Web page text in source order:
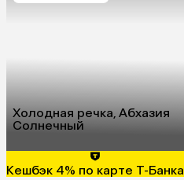
Холодная речка, Абхазия
Солнечный
Кешбэк 4% по карте Т-Банка